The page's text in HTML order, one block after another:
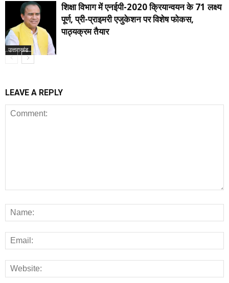
उत्तराखंड
शिक्षा विभाग में एनईपी-2020 क्रियान्वयन के 71 लक्ष्य
पूर्ण, प्री-प्राइमरी एजुकेशन पर विशेष फोकस,
पाठ्यक्रम तैयार
LEAVE A REPLY